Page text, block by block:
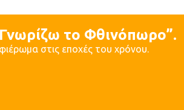
το Φθινόπωρο”.
στις εποχές του χρόνου.